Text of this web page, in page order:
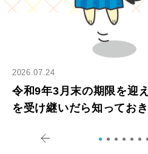
2026.07.24
令和9年3月末の期限を迎
を受け継いだら知ってお